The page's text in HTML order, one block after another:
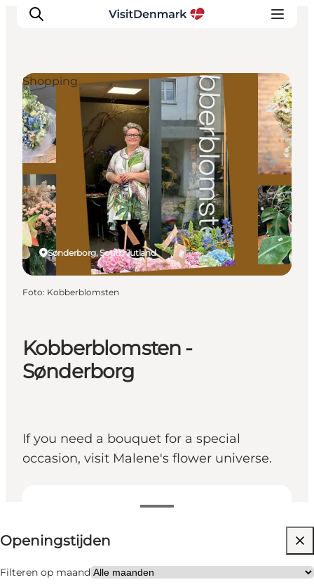
Inspiratie
Bestemmingen
Wat te doen
Accommodaties
Plan je reis
Kobberblomsten -
Sønderborg
If you need a bouquet for a special
occasion, visit Malene's flower universe.
Openingstijden bekijken
Openingstijden
Filteren op maand
Website bezoeken
Friends, My partner, Myself, My business
Sønderborg, South Jutland
Shopping
Foto: Kobberblomsten